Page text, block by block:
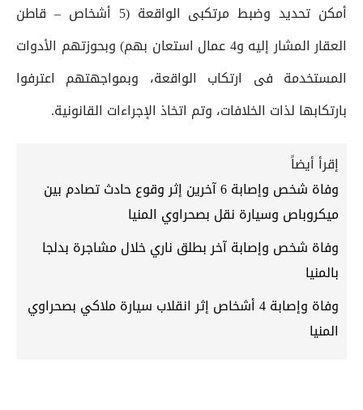
أمكن تحديد وضبط مرتكبى الواقعة (5 أشخاص – قاطن
العقار المشار إليه و4 عمال استعان بهم) وبحوزتهم الأدوات
المستخدمة فى ارتكاب الواقعة، وبمواجهتهم اعترفوا
بارتكابها لذات الخلافات، وتم اتخاذ الإجراءات القانونية.
إقرأ أيضاً
وفاة شخص وإصابة 6 آخرين إثر وقوع حادث تصادم بين
ميكروباص وسيارة نقل بصحراوي المنيا
وفاة شخص وإصابة آخر بطلق ناري خلال مشاجرة بدلجا
بالمنيا
وفاة وإصابة 4 أشخاص إثر انقلاب سيارة ملاكي بصحراوي
المنيا